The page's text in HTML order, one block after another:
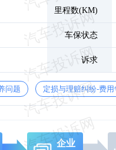
里程数(KM)
车保状态
诉求
问题 定损与理赔纠纷-费用
企业